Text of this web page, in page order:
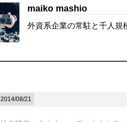
maiko mashio
外資系企業の常駐と千人規
2014/08/21